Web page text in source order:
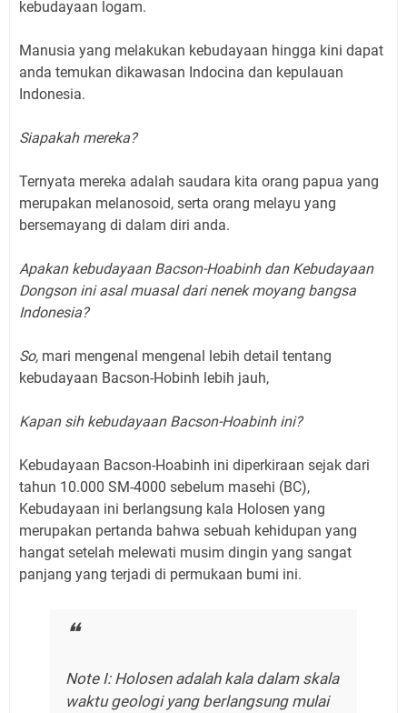
kebudayaan logam.
Manusia yang melakukan kebudayaan hingga kini dapat
anda temukan dikawasan Indocina dan kepulauan
Indonesia.
Siapakah mereka?
Ternyata mereka adalah saudara kita orang papua yang
merupakan melanosoid, serta orang melayu yang
bersemayang di dalam diri anda.
Apakan kebudayaan Bacson-Hoabinh dan Kebudayaan
Dongson ini asal muasal dari nenek moyang bangsa
Indonesia?
So, mari mengenal mengenal lebih detail tentang
kebudayaan Bacson-Hobinh lebih jauh,
Kapan sih kebudayaan Bacson-Hoabinh ini?
Kebudayaan Bacson-Hoabinh ini diperkiraan sejak dari
tahun 10.000 SM-4000 sebelum masehi (BC),
Kebudayaan ini berlangsung kala Holosen yang
merupakan pertanda bahwa sebuah kehidupan yang
hangat setelah melewati musim dingin yang sangat
panjang yang terjadi di permukaan bumi ini.
Note I:Holosen adalah kala dalam skala
waktu geologi yang berlangsung mulai